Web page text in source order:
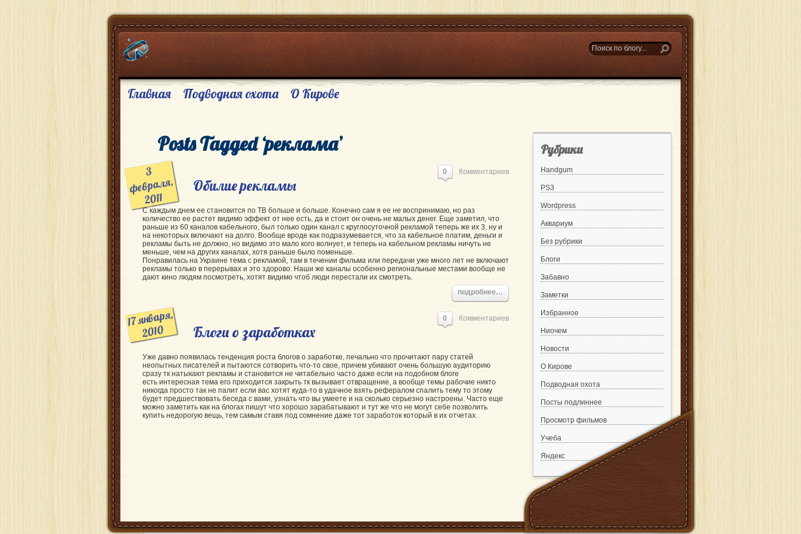
Главная Подводная охота О Кирове
Posts Tagged ‘реклама’
3
февраля,
2011
Обилие рекламы
0 Комментариев
С каждым днем ее становится по ТВ больше и больше. Конечно сам я ее не воспринимаю, но раз
количество ее растет видимо эффект от нее есть, да и стоит он очень не малых денег. Еще заметил, что
раньше из 60 каналов кабельного, был только один канал с круглосуточной рекламой теперь же их 3, ну и
на некоторых включают на долго. Вообще вроде как подразумевается, что за кабельное платим, деньги и
рекламы быть не должно, но видимо это мало кого волнует, и теперь на кабельном рекламы ничуть не
меньше, чем на других каналах, хотя раньше было поменьше.
Понравилась на Украине тема с рекламой, там в течении фильма или передачи уже много лет не включают
рекламы только в перерывах и это здорово. Наши же каналы особенно региональные местами вообще не
дают кино людям посмотреть, хотят видимо чтоб люди перестали их смотреть.
подробнее…
17 января,
2010 Блоги о заработках
0 Комментариев
Уже давно появилась тенденция роста блогов о заработке, печально что прочитают пару статей
неопытных писателей и пытаются сотворить что-то свое, причем убивают очень большую аудиторию
сразу тк натыкают рекламы и становится не читабельно часто даже если на подобном блоге
есть интересная тема его приходится закрыть тк вызывает отвращение, а вообще темы рабочие никто
никогда просто так не палит если вас хотят куда-то в удачное взять рефералом спалить тему то этому
будет предшествовать беседа с вами, узнать что вы умеете и на сколько серьезно настроены. Часто еще
можно заметить как на блогах пишут что хорошо зарабатывают и тут же что не могут себе позволить
купить недорогую вещь, тем самым ставя под сомнение даже тот заработок который в их отчетах.
Рубрики
Handgum
PS3
Wordpress
Аквариум
Без рубрики
Блоги
Забавно
Заметки
Избранное
Ниочем
Новости
О Кирове
Подводная охота
Посты подлиннее
Просмотр фильмов
Учеба
Яндекс